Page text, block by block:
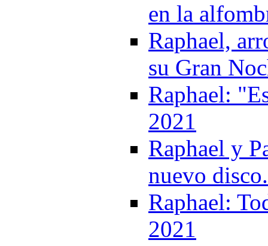
en la
Raphael,
su Gran
Raphael:
2021
Raphael y
nuevo
Raphael:
2021